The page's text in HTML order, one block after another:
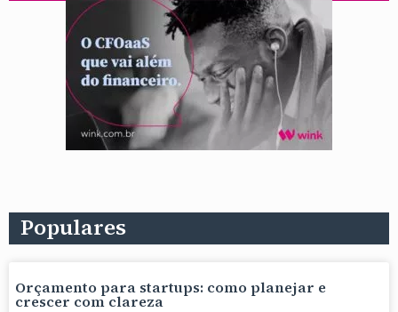
Populares
Orçamento para startups: como planejar e
crescer com clareza